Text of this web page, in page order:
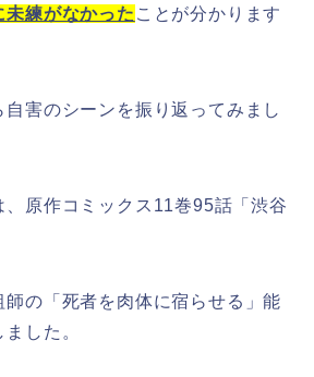
未練がなかった ことが分かります
害のシーンを振り返ってみまし
、原作コミックス11巻95話「渋谷
師の「死者を肉体に宿らせる」能
した。